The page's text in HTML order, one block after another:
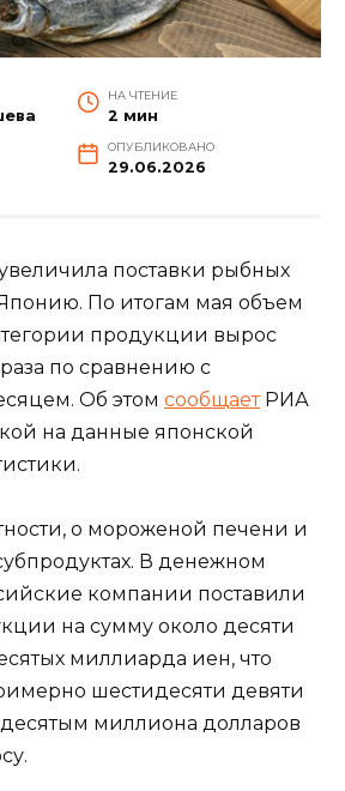
НА ЧТЕНИЕ
2 мин
ОПУБЛИКОВАНО
29.06.2026
поставки рыбных
По итогам мая объем
продукции вырос
по сравнению с
Об этом сообщаетРИА
на данные японской
о мороженой печени и
В денежном
компании поставили
на сумму около десяти
миллиарда иен, что
шестидесяти девяти
миллиона долларов